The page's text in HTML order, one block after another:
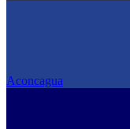
Aconcagua